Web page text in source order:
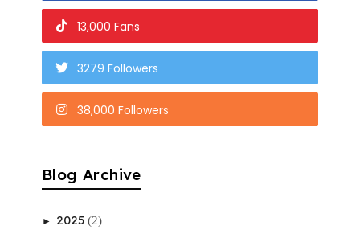
13,000 Fans
3279 Followers
38,000 Followers
Blog Archive
► 2025 (2)